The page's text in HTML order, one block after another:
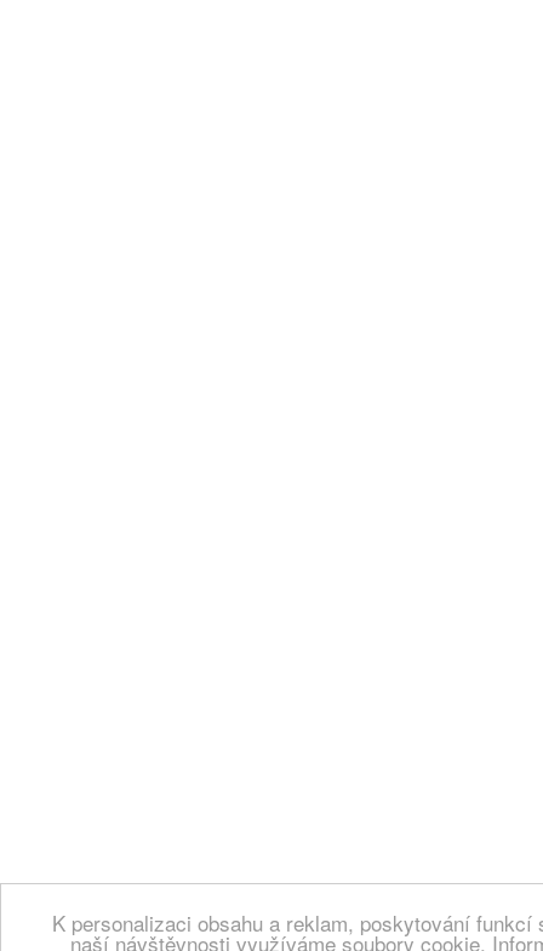
K personalizaci obsahu a reklam, poskytování
naší návštěvnosti využíváme soubory cookie.